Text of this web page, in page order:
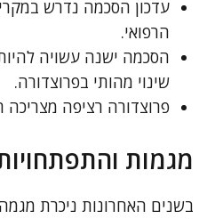
עדכון הסכמה נדרש
הרפואי.
הסכמה ישנה עשויה
שינוי מהותי בפרוצדורה.
פרוצדורה רציפה
מגמות
בשנים האחרונות ניכרת